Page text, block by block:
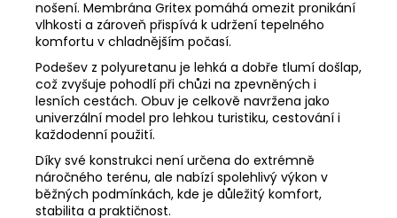
nošení. Membrána Gritex pomáhá omezit pronikání
vlhkosti a zároveň přispívá k udržení tepelného
komfortu v chladnějším počasí.
Podešev z polyuretanu je lehká a dobře tlumí došlap,
což zvyšuje pohodlí při chůzi na zpevněných i
lesních cestách. Obuv je celkově navržena jako
univerzální model pro lehkou turistiku, cestování i
každodenní použití.
Díky své konstrukci není určena do extrémně
náročného terénu, ale nabízí spolehlivý výkon v
běžných podmínkách, kde je důležitý komfort,
stabilita a praktičnost.